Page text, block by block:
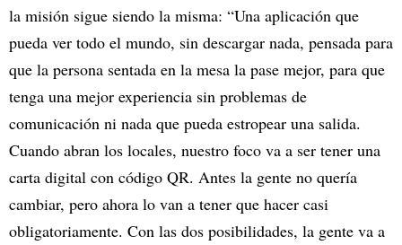
la misión sigue siendo la misma: “Una aplicación que
pueda ver todo el mundo, sin descargar nada, pensada para
que la persona sentada en la mesa la pase mejor, para que
tenga una mejor experiencia sin problemas de
comunicación ni nada que pueda estropear una salida.
Cuando abran los locales, nuestro foco va a ser tener una
carta digital con código QR. Antes la gente no quería
cambiar, pero ahora lo van a tener que hacer casi
obligatoriamente. Con las dos posibilidades, la gente va a